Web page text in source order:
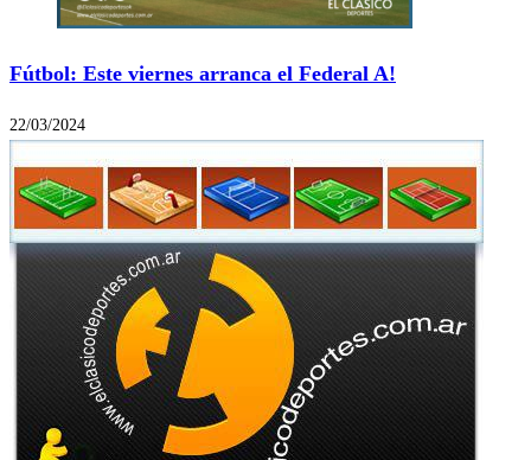
Fútbol: Este viernes arranca el Federal A!
22/03/2024